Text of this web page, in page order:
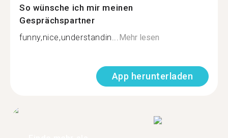
So wünsche ich mir meinen
Gesprächspartner
funny,nice,understandin...Mehr lesen
App herunterladen